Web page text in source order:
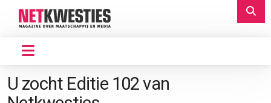
U zocht Editie 102 van